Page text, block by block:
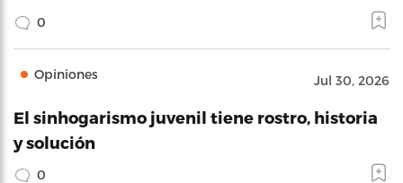
0
Opiniones Jul 30, 2026
El sinhogarismo juvenil tiene rostro, historia
y solución
0